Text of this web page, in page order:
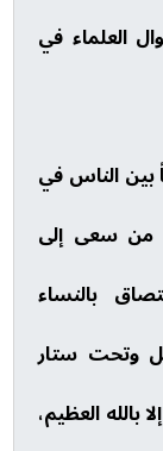
العلماء في
بين الناس في
من سعى إلى
بالنساء
وتحت ستار
بالله العظيم،